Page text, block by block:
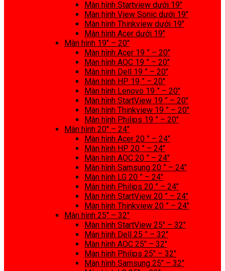
Màn hình Startview dưới 19″
Màn hình View Sonic dưới 19″
Màn hình Thinkview dưới 19″
Màn hình Acer dưới 19″
Màn hình 19″ – 20″
Màn hình Acer 19 ” – 20″
Màn hình AOC 19 ” – 20″
Màn hình Dell 19 ” – 20″
Màn hình HP 19 ” – 20″
Màn hình Lenovo 19 ” – 20″
Màn hình StartView 19 ” – 20″
Màn hình Thinkview 19 ” – 20″
Màn hình Philips 19 ” – 20″
Màn hình 20″ – 24″
Màn hình Acer 20 ” – 24″
Màn hình HP 20 ” – 24″
Màn hình AOC 20 ” – 24″
Màn hình Samsung 20 ” – 24″
Màn hình LG 20 ” – 24″
Màn hình Philips 20 ” – 24″
Màn hình StartView 20 ” – 24″
Màn hình Thinkview 20 ” – 24″
Màn hình 25″ – 32″
Màn hình StartView 25″ – 32″
Màn hình Dell 25 ” – 32″
Màn hình AOC 25″ – 32″
Màn hình Philips 25″ – 32″
Màn hình Samsung 25″ – 32″